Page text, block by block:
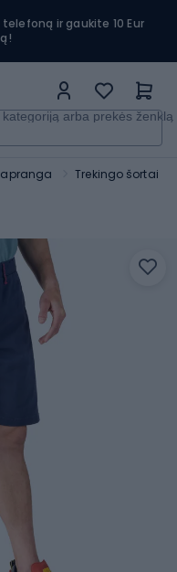
ir gaukite 10 Eur
arba prekės ženklą
apranga Trekingo šortai